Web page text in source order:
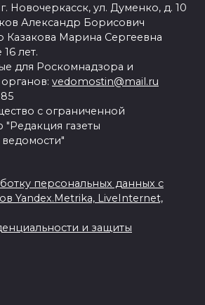
Новочеркасск, ул. Думенко, д. 10
Александр Борисович
Казакова Марина Сергеевна
лет.
для Роскомнадзора и
vedomostin@mail.ru
с ограниченной
"Редакция газеты
персональных данных с
Yandex.Metrika, LiveInternet,
и защиты